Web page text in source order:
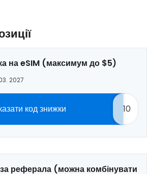
на eSIM (максимум до $5)
2027
код знижки 10
реферала (можна комбінувати